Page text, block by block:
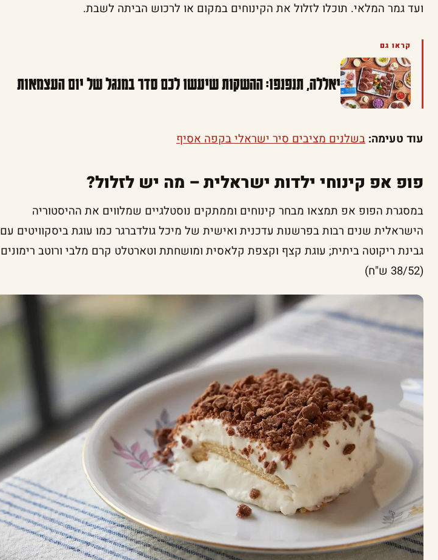
ועד גמר המלאי. תוכלו לזלול את הקינוחים במקום או לרכוש הביתה לשבת.
קראו גם
יאללה, תנפנפו: ההשקות שיעשו לכם סדר במנגל של יום העצמאות
עוד טעימה: בשלנים מציבים סיר ישראלי בקפה אסיף
פופ אפ קינוחי ילדות ישראלית – מה יש לזלול?
במסגרת הפופ אפ תמצאו מבחר קינוחים וממתקים נוסטלגיים שמלווים את ההיסטוריה
הישראלית שנים רבות בפרשנות עדכנית ואישית של מיכל גולדברגר כמו עוגת ביסקוויטים עם
גבינת ריקוטה ביתית; עוגת קצף וקצפת קלאסית ומושחתת וטארטלט קרם מלבי ורוטב רימונים
(38/52 ש"ח)